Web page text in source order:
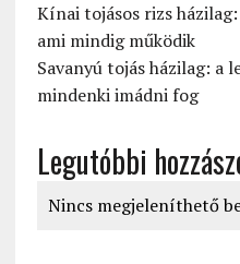
Kínai tojásos rizs
ami mindig működik
Savanyú tojás házilag: a
mindenki imádni fog
Legutóbbi
Nincs megjeleníthető